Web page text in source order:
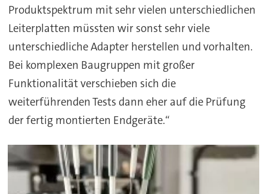
Produktspektrum mit sehr vielen unterschiedlichen
Leiterplatten müssten wir sonst sehr viele
unterschiedliche Adapter herstellen und vorhalten.
Bei komplexen Baugruppen mit großer
Funktionalität verschieben sich die
weiterführenden Tests dann eher auf die Prüfung
der fertig montierten Endgeräte.“